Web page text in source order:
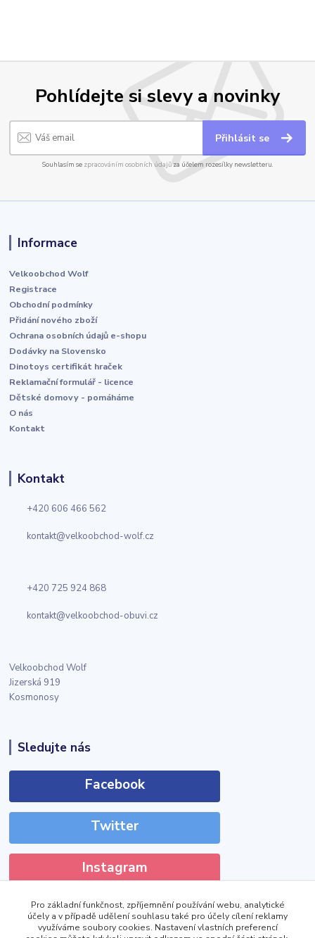
Pohlídejte si slevy a novinky
Přihlásit se
Souhlasím se zpracováním osobních údajůza účelem rozesílky newsletteru.
Informace
Velkoobchod Wolf
Registrace
Obchodní podmínky
Přidání nového zboží
Ochrana osobních údajů e-shopu
Dodávky na Slovensko
Dinotoys certifikát hraček
Reklamační formulář - licence
Dětské domovy - pomáháme
O nás
Kontakt
Kontakt
+420 606 466 562
kontakt@velkoobchod-wolf.cz
+420 725 924 868
kontakt@velkoobchod-obuvi.cz
Velkoobchod Wolf
Jizerská 919
Kosmonosy
Sledujte nás
Facebook
Twitter
Instagram
Pro základní funkčnost, zpříjemnění používání webu, analytické
účely a v případě udělení souhlasu také pro účely cílení reklamy
využíváme soubory cookies. Nastavení vlastních preferencí